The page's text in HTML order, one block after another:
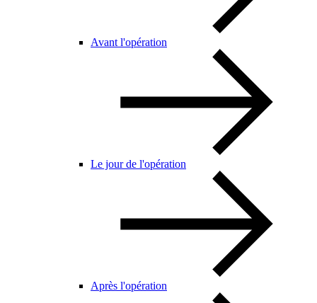
Avant l'opération
Le jour de l'opération
Après l'opération